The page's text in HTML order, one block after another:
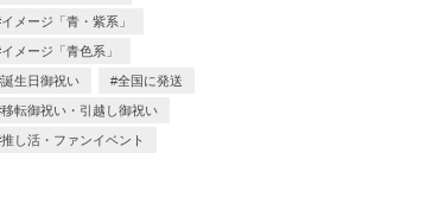
イメージ「青・紫系」
イメージ「青色系」
誕生日御祝い 全国に発送
移転御祝い・引越し御祝い
推し活・ファンイベント